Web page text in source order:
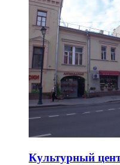
Культурный